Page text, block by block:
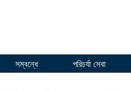
সম্বন্ধে পরিচর্যা সেবা